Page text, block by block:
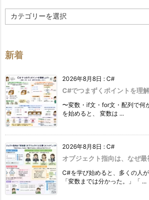
テ
ー
新着
2026年8月8日 : C#
C#でつまずくポイントを理
〜変数・if文・for文・配列で何
を始めると、 変数は ...
2026年8月8日 : C#
オブジェクト指向は、なぜ
C#を学び始めると、多くの人
「変数までは分かった。」「 ...